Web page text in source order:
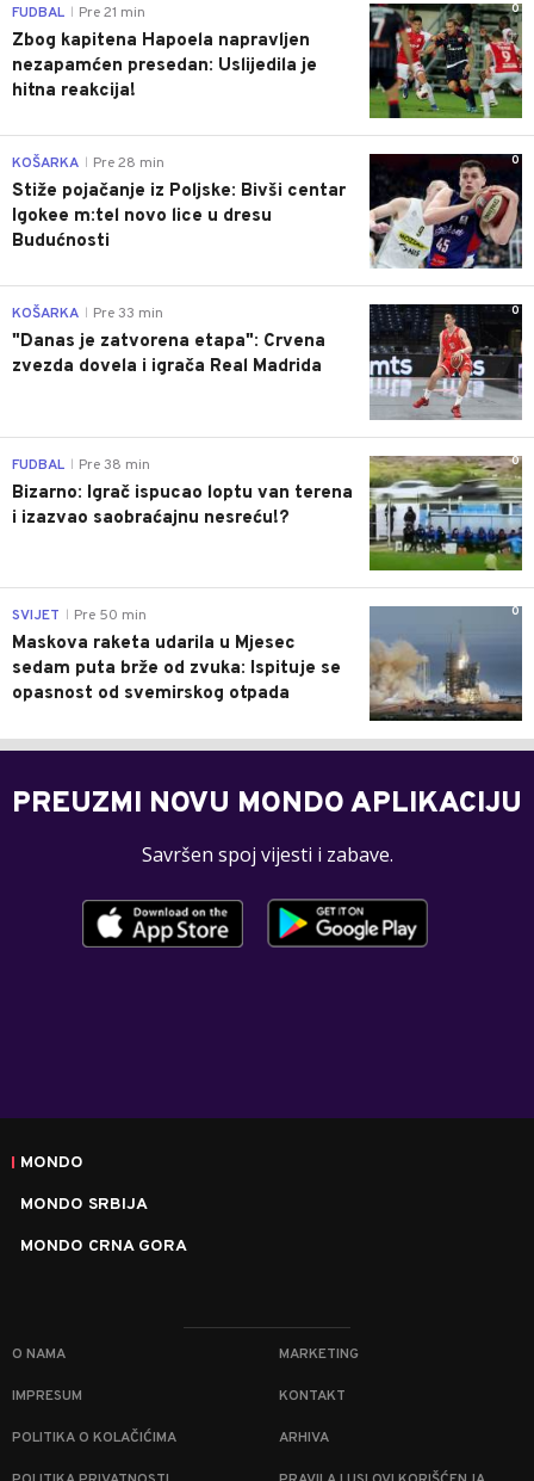
0
FUDBAL Pre 21 min
Zbog kapitena Hapoela napravljen
nezapamćen presedan: Uslijedila je
hitna reakcija!
0
KOŠARKA Pre 28 min
Stiže pojačanje iz Poljske: Bivši centar
Igokee m:tel novo lice u dresu
Budućnosti
0
KOŠARKA Pre 33 min
"Danas je zatvorena etapa": Crvena
zvezda dovela i igrača Real Madrida
0
FUDBAL Pre 38 min
Bizarno: Igrač ispucao loptu van terena
i izazvao saobraćajnu nesreću!?
0
SVIJET Pre 50 min
Maskova raketa udarila u Mjesec
sedam puta brže od zvuka: Ispituje se
opasnost od svemirskog otpada
PREUZMI NOVU MONDO APLIKACIJU
Savršen spoj vijesti i zabave.
MONDO
MONDO SRBIJA
MONDO CRNA GORA
O NAMA MARKETING
IMPRESUM KONTAKT
POLITIKA O KOLAČIĆIMA ARHIVA